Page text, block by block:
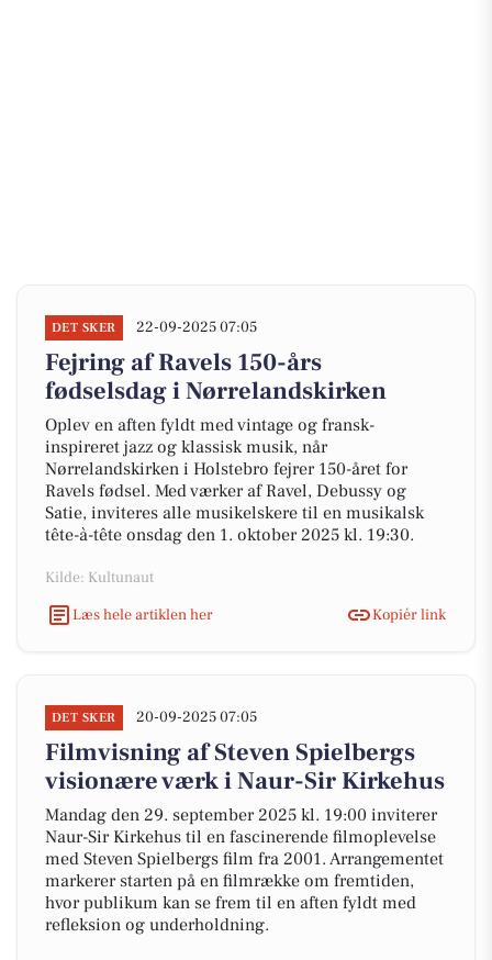
DET SKER 22-09-2025 07:05
Fejring af Ravels 150-års
fødselsdag i Nørrelandskirken
Oplev en aften fyldt med vintage og fransk-
inspireret jazz og klassisk musik, når
Nørrelandskirken i Holstebro fejrer 150-året for
Ravels fødsel. Med værker af Ravel, Debussy og
Satie, inviteres alle musikelskere til en musikalsk
tête-à-tête onsdag den 1. oktober 2025 kl. 19:30.
Kilde: Kultunaut
Læs hele artiklen her
Kopiér link
DET SKER 20-09-2025 07:05
Filmvisning af Steven Spielbergs
visionære værk i Naur-Sir Kirkehus
Mandag den 29. september 2025 kl. 19:00 inviterer
Naur-Sir Kirkehus til en fascinerende filmoplevelse
med Steven Spielbergs film fra 2001. Arrangementet
markerer starten på en filmrække om fremtiden,
hvor publikum kan se frem til en aften fyldt med
refleksion og underholdning.